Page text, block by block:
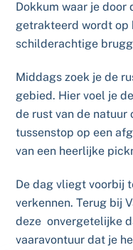
Dokkum waar je door
getrakteerd wordt op
schilderachtige
Middags zoek je de
gebied. Hier voel je
de rust van de natuur
tussenstop op een
van een heerlijke
De dag vliegt voorbij
verkennen. Terug bij
deze onvergetelijke
vaaravontuur dat je